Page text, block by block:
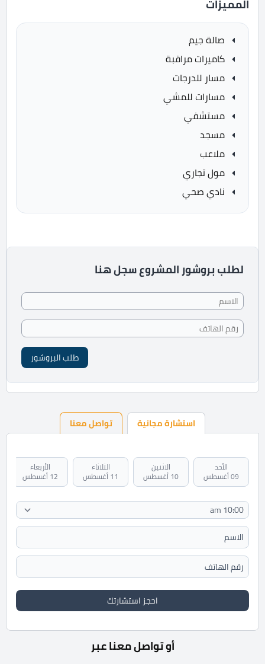
المميزات
صالة جيم
كاميرات مراقبة
مسار للدرجات
مسارات للمشي
مستشفي
مسجد
ملاعب
مول تجاري
نادي صحي
لطلب بروشور المشروع سجل هنا
طلب البروشور
استشارة مجانية تواصل معنا
الأحد
09 أغسطس
الاثنين
10 أغسطس
الثلاثاء
11 أغسطس
الأربعاء
12 أغسطس
احجز استشارتك
أو تواصل معنا عبر